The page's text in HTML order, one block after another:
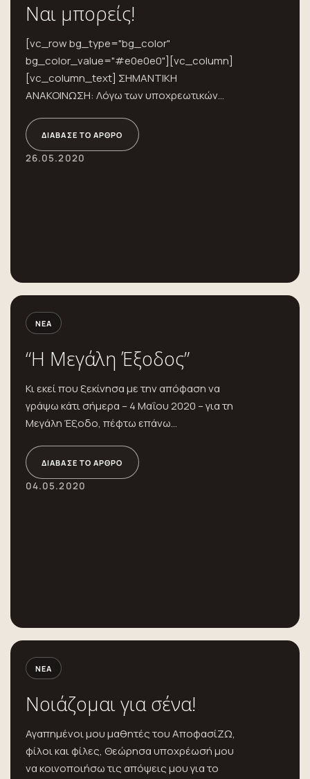
Ναι μπορείς!
[vc_row bg_type="bg_color"
bg_color_value="#e0e0e0"][vc_column]
[vc_column_text] ΣΗΜΑΝΤΙΚΗ
ΑΝΑΚΟΙΝΩΣΗ: Λόγω των υποχρεωτικών
ιού ο αριθμός των συμμετεχόντων είναι
περιορισμένος κι...
ΔΙΆΒΑΣΕ ΤΟ ΆΡΘΡΟ
26.05.2020
ΝΈΑ
“Η Μεγάλη Έξοδος”
Κι εκεί που ξεκίνησα με την απόφαση να
γράψω κάτι σήμερα – 4 Μαΐου 2020 – για τη
Μεγάλη Έξοδο, πέφτω επάνω...
ΔΙΆΒΑΣΕ ΤΟ ΆΡΘΡΟ
04.05.2020
ΝΈΑ
Νοιάζομαι για σένα!
Αγαπημένοι μου μαθητές του ΑποφασίΖΩ,
φίλοι και φίλες, Θεώρησα υποχρέωσή μου
να κοινοποιήσω τις απόψεις μου για το